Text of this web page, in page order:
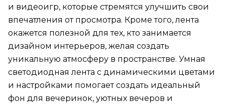
и видеоигр, которые стремятся улучшить свои
впечатления от просмотра. Кроме того, лента
окажется полезной для тех, кто занимается
дизайном интерьеров, желая создать
уникальную атмосферу в пространстве. Умная
светодиодная лента с динамическими цветами
и настройками помогает создать идеальный
фон для вечеринок, уютных вечеров и